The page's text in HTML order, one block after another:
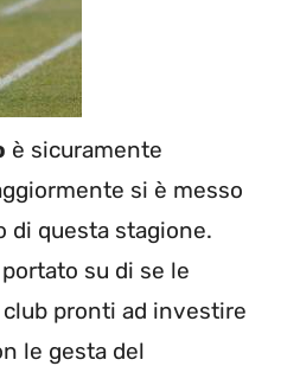
è sicuramente
si è messo
di questa stagione.
su di se le
pronti ad investire
le gesta del